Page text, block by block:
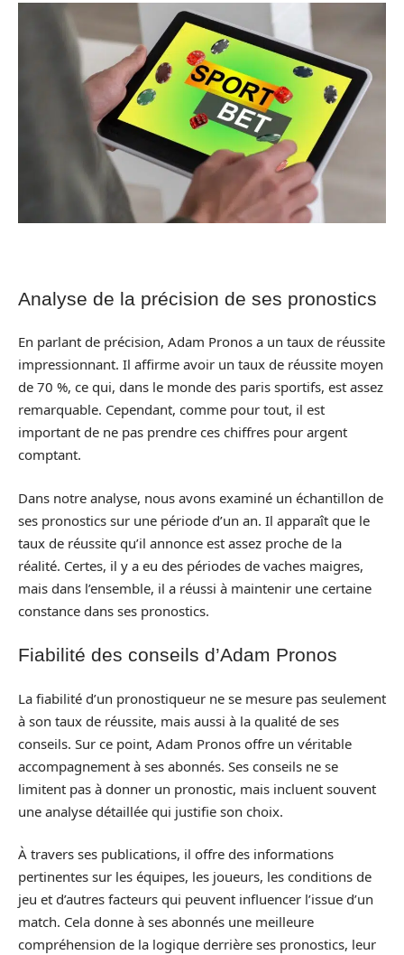
Analyse de la précision de ses pronostics
En parlant de précision, Adam Pronos a un taux de réussite
impressionnant. Il affirme avoir un taux de réussite moyen
de 70 %, ce qui, dans le monde des paris sportifs, est assez
remarquable. Cependant, comme pour tout, il est
important de ne pas prendre ces chiffres pour argent
comptant.
Dans notre analyse, nous avons examiné un échantillon de
ses pronostics sur une période d’un an. Il apparaît que le
taux de réussite qu’il annonce est assez proche de la
réalité. Certes, il y a eu des périodes de vaches maigres,
mais dans l’ensemble, il a réussi à maintenir une certaine
constance dans ses pronostics.
Fiabilité des conseils d’Adam Pronos
La fiabilité d’un pronostiqueur ne se mesure pas seulement
à son taux de réussite, mais aussi à la qualité de ses
conseils. Sur ce point, Adam Pronos offre un véritable
accompagnement à ses abonnés. Ses conseils ne se
limitent pas à donner un pronostic, mais incluent souvent
une analyse détaillée qui justifie son choix.
À travers ses publications, il offre des informations
pertinentes sur les équipes, les joueurs, les conditions de
jeu et d’autres facteurs qui peuvent influencer l’issue d’un
match. Cela donne à ses abonnés une meilleure
compréhension de la logique derrière ses pronostics, leur